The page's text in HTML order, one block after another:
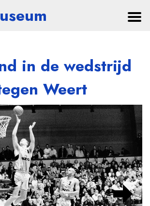
in de wedstrijd
Weert